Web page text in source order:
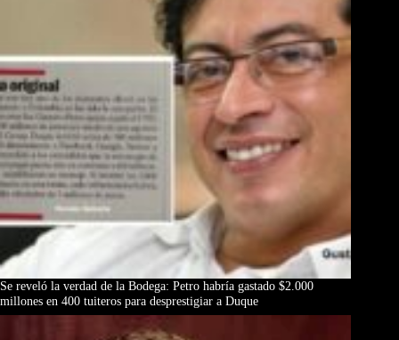
Se reveló la verdad de la Bodega: Petro habría gastado $2.000
millones en 400 tuiteros para desprestigiar a Duque